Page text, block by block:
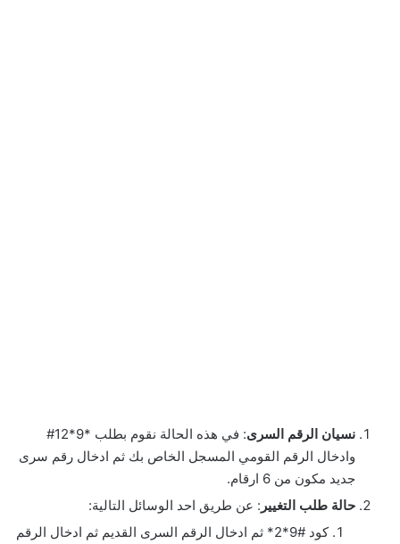
نسيان الرقم السرى
: في هذه الحالة نقوم بطلب *9*12#
وادخال الرقم القومي المسجل الخاص بك ثم ادخال رقم سرى
جديد مكون من 6 ارقام.
حالة طلب التغيير : عن طريق احد الوسائل التالية:
كود #9*2* ثم ادخال الرقم السرى القديم ثم ادخال الرقم